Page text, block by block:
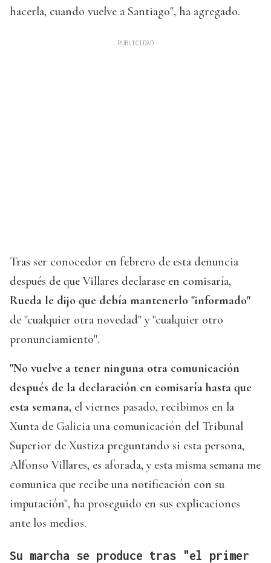
hacerla, cuando vuelve a Santiago", ha agregado.
Tras ser conocedor en febrero de esta denuncia
después de que Villares declarase en comisaría,
Rueda le dijo que debía mantenerlo "informado"
de "cualquier otra novedad" y "cualquier otro
pronunciamiento".
"No vuelve a tener ninguna otra comunicación
después de la declaración en comisaría hasta que
esta semana, el viernes pasado, recibimos en la
Xunta de Galicia una comunicación del Tribunal
Superior de Xustiza preguntando si esta persona,
Alfonso Villares, es aforada, y esta misma semana me
comunica que recibe una notificación con su
imputación", ha proseguido en sus explicaciones
ante los medios.
Su marcha se produce tras "el primer